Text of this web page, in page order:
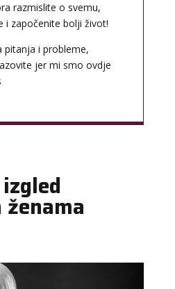
razmislite o svemu,
i započenite bolji život!
pitanja i probleme,
jer mi smo ovdje